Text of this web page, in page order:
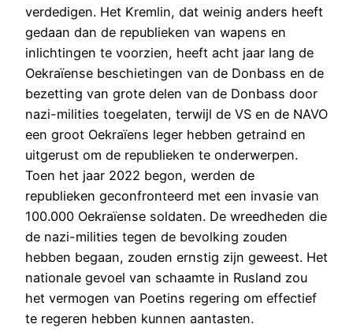
verdedigen. Het Kremlin, dat weinig anders heeft
gedaan dan de republieken van wapens en
inlichtingen te voorzien, heeft acht jaar lang de
Oekraïense beschietingen van de Donbass en de
bezetting van grote delen van de Donbass door
nazi-milities toegelaten, terwijl de VS en de NAVO
een groot Oekraïens leger hebben getraind en
uitgerust om de republieken te onderwerpen.
Toen het jaar 2022 begon, werden de
republieken geconfronteerd met een invasie van
100.000 Oekraïense soldaten. De wreedheden die
de nazi-milities tegen de bevolking zouden
hebben begaan, zouden ernstig zijn geweest. Het
nationale gevoel van schaamte in Rusland zou
het vermogen van Poetins regering om effectief
te regeren hebben kunnen aantasten.